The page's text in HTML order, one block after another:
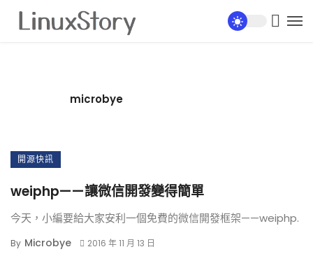
microbye
開源快訊
weiphp——讓微信開發變得簡單
今天，小編要給大家安利一個免費的微信開發框架——weiphp.
By Microbye 2016 年 11 月 13 日